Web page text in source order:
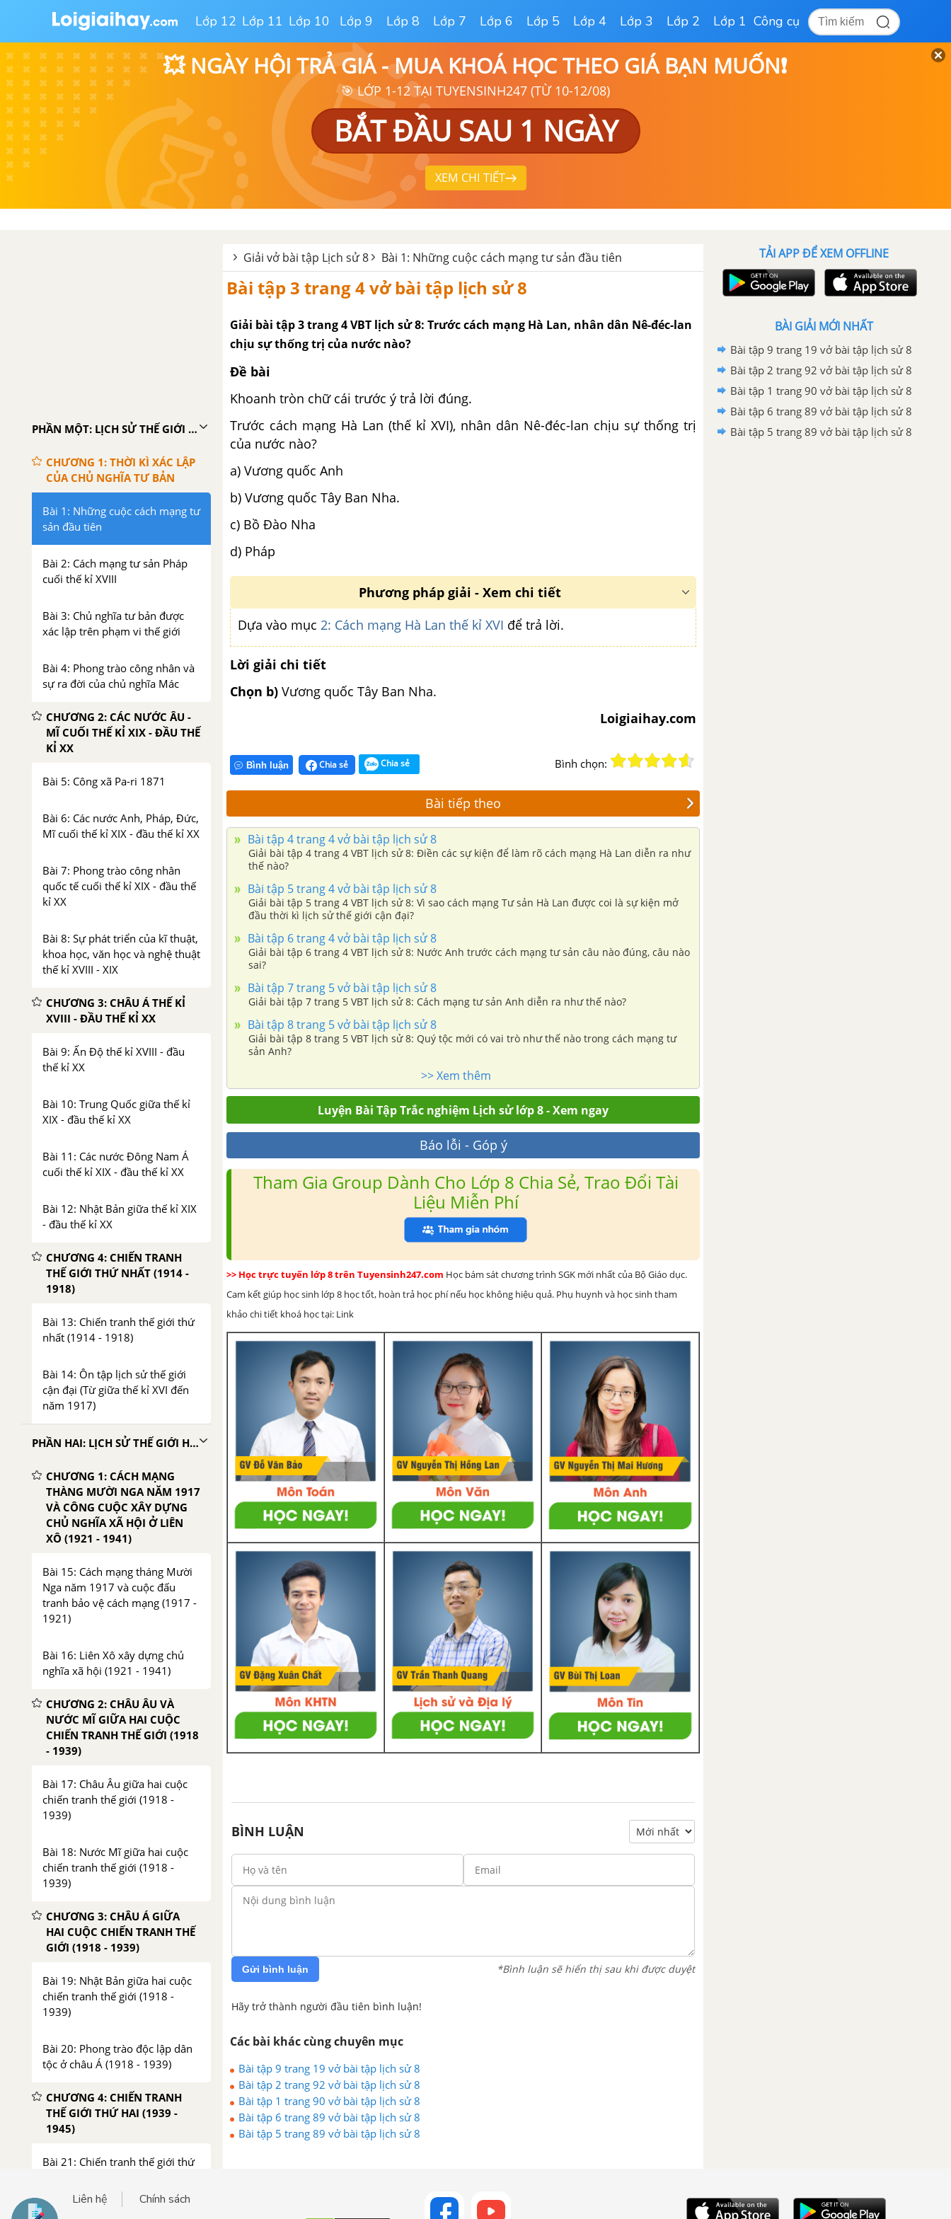
Lớp 12 Lớp 11 Lớp 10 Lớp 9 Lớp 8 Lớp 7 Lớp 6 Lớp 5 Lớp 4 Lớp 3 Lớp 2 Lớp 1 Công cụ
💥 NGÀY HỘI TRẢ GIÁ - MUA KHOÁ HỌC THEO GIÁ BẠN MUỐN❗
🎯 LỚP 1-12 TẠI TUYENSINH247 (TỪ 10-12/08)
BẮT ĐẦU SAU 1 NGÀY
XEM CHI TIẾT
PHẦN MỘT: LỊCH SỬ THẾ GIỚI CẬN ĐẠI (TỪ GIỮA THẾ KỈ XVI ĐẾN NĂM 1917)
CHƯƠNG 1: THỜI KÌ XÁC LẬP
CỦA CHỦ NGHĨA TƯ BẢN
Bài 1: Những cuộc cách mạng tư
sản đầu tiên
Bài 2: Cách mạng tư sản Pháp
cuối thế kỉ XVIII
Bài 3: Chủ nghĩa tư bản được
xác lập trên phạm vi thế giới
Bài 4: Phong trào công nhân và
sự ra đời của chủ nghĩa Mác
CHƯƠNG 2: CÁC NƯỚC ÂU -
MĨ CUỐI THẾ KỈ XIX - ĐẦU THẾ
KỈ XX
Bài 5: Công xã Pa-ri 1871
Bài 6: Các nước Anh, Pháp, Đức,
Mĩ cuối thế kỉ XIX - đầu thế kỉ XX
Bài 7: Phong trào công nhân
quốc tế cuối thế kỉ XIX - đầu thế
kỉ XX
Bài 8: Sự phát triển của kĩ thuật,
khoa học, văn học và nghệ thuật
thế kỉ XVIII - XIX
CHƯƠNG 3: CHÂU Á THẾ KỈ
XVIII - ĐẦU THẾ KỈ XX
Bài 9: Ấn Độ thế kỉ XVIII - đầu
thế kỉ XX
Bài 10: Trung Quốc giữa thế kỉ
XIX - đầu thế kỉ XX
Bài 11: Các nước Đông Nam Á
cuối thế kỉ XIX - đầu thế kỉ XX
Bài 12: Nhật Bản giữa thế kỉ XIX
- đầu thế kỉ XX
CHƯƠNG 4: CHIẾN TRANH
THẾ GIỚI THỨ NHẤT (1914 -
1918)
Bài 13: Chiến tranh thế giới thứ
nhất (1914 - 1918)
Bài 14: Ôn tập lịch sử thế giới
cận đại (Từ giữa thế kỉ XVI đến
năm 1917)
PHẦN HAI: LỊCH SỬ THẾ GIỚI HIỆN ĐẠI (PHẦN TỪ NĂM 1917 ĐẾN NĂM 1945)
CHƯƠNG 1: CÁCH MẠNG
THÀNG MƯỜI NGA NĂM 1917
VÀ CÔNG CUỘC XÂY DỰNG
CHỦ NGHĨA XÃ HỘI Ở LIÊN
XÔ (1921 - 1941)
Bài 15: Cách mạng tháng Mười
Nga năm 1917 và cuộc đấu
tranh bảo vệ cách mạng (1917 -
1921)
Bài 16: Liên Xô xây dựng chủ
nghĩa xã hội (1921 - 1941)
CHƯƠNG 2: CHÂU ÂU VÀ
NƯỚC MĨ GIỮA HAI CUỘC
CHIẾN TRANH THẾ GIỚI (1918
- 1939)
Bài 17: Châu Âu giữa hai cuộc
chiến tranh thế giới (1918 -
1939)
Bài 18: Nước Mĩ giữa hai cuộc
chiến tranh thế giới (1918 -
1939)
CHƯƠNG 3: CHÂU Á GIỮA
HAI CUỘC CHIẾN TRANH THẾ
GIỚI (1918 - 1939)
Bài 19: Nhật Bản giữa hai cuộc
chiến tranh thế giới (1918 -
1939)
Bài 20: Phong trào độc lập dân
tộc ở châu Á (1918 - 1939)
CHƯƠNG 4: CHIẾN TRANH
THẾ GIỚI THỨ HAI (1939 -
1945)
Bài 21: Chiến tranh thế giới thứ
CHƯƠNG 5: SỰ PHÁT TRIỂN
Giải vở bài tập Lịch sử 8 Bài 1: Những cuộc cách mạng tư sản đầu tiên
Bài tập 3 trang 4 vở bài tập lịch sử 8
Giải bài tập 3 trang 4 VBT lịch sử 8: Trước cách mạng Hà Lan, nhân dân Nê-đéc-lan
chịu sự thống trị của nước nào?
Đề bài
Khoanh tròn chữ cái trước ý trả lời đúng.
Trước cách mạng Hà Lan (thế kỉ XVI), nhân dân Nê-đéc-lan chịu sự thống trị
của nước nào?
a) Vương quốc Anh
b) Vương quốc Tây Ban Nha.
c) Bồ Đào Nha
d) Pháp
Phương pháp giải - Xem chi tiết
Dựa vào mục 2: Cách mạng Hà Lan thế kỉ XVI để trả lời.
Lời giải chi tiết
Chọn b) Vương quốc Tây Ban Nha.
Loigiaihay.com
Bình luận Chia sẻ Chia sẻ Bình chọn:
Bài tiếp theo
Bài tập 4 trang 4 vở bài tập lịch sử 8
Giải bài tập 4 trang 4 VBT lịch sử 8: Điền các sự kiện để làm rõ cách mạng Hà Lan diễn ra như
thế nào?
Bài tập 5 trang 4 vở bài tập lịch sử 8
Giải bài tập 5 trang 4 VBT lịch sử 8: Vì sao cách mạng Tư sản Hà Lan được coi là sự kiện mở
đầu thời kì lịch sử thế giới cận đại?
Bài tập 6 trang 4 vở bài tập lịch sử 8
Giải bài tập 6 trang 4 VBT lịch sử 8: Nước Anh trước cách mạng tư sản câu nào đúng, câu nào
sai?
Bài tập 7 trang 5 vở bài tập lịch sử 8
Giải bài tập 7 trang 5 VBT lịch sử 8: Cách mạng tư sản Anh diễn ra như thế nào?
Bài tập 8 trang 5 vở bài tập lịch sử 8
Giải bài tập 8 trang 5 VBT lịch sử 8: Quý tộc mới có vai trò như thế nào trong cách mạng tư
sản Anh?
>> Xem thêm
Luyện Bài Tập Trắc nghiệm Lịch sử lớp 8 - Xem ngay
Báo lỗi - Góp ý
Tham Gia Group Dành Cho Lớp 8 Chia Sẻ, Trao Đổi Tài
Liệu Miễn Phí
>> Học trực tuyến lớp 8 trên Tuyensinh247.com Học bám sát chương trình SGK mới nhất của Bộ Giáo dục.
Cam kết giúp học sinh lớp 8 học tốt, hoàn trả học phí nếu học không hiệu quả. Phụ huynh và học sinh tham
khảo chi tiết khoá học tại: Link
BÌNH LUẬN
Gửi bình luận *Bình luận sẽ hiển thị sau khi được duyệt
Hãy trở thành người đầu tiên bình luận!
Các bài khác cùng chuyên mục
Bài tập 9 trang 19 vở bài tập lịch sử 8
Bài tập 2 trang 92 vở bài tập lịch sử 8
Bài tập 1 trang 90 vở bài tập lịch sử 8
Bài tập 6 trang 89 vở bài tập lịch sử 8
Bài tập 5 trang 89 vở bài tập lịch sử 8
TẢI APP ĐỂ XEM OFFLINE
BÀI GIẢI MỚI NHẤT
Bài tập 9 trang 19 vở bài tập lịch sử 8
Bài tập 2 trang 92 vở bài tập lịch sử 8
Bài tập 1 trang 90 vở bài tập lịch sử 8
Bài tập 6 trang 89 vở bài tập lịch sử 8
Bài tập 5 trang 89 vở bài tập lịch sử 8
Liên hệ Chính sách